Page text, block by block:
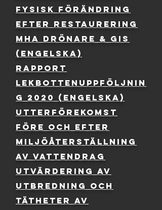
fysisk förändring
efter restaurering
mha drönare & gis
(engelska)
rapport
lekbottenuppföljnin
g 2020 (engelska)
Utterförekomst
före och efter
miljöåterställning
av vattendrag
Utvärdering av
utbredning och
tätheter av